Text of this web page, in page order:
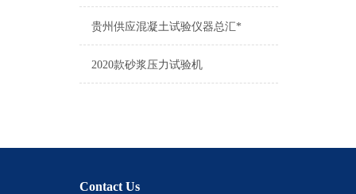
贵州供应混凝土试验仪器总汇*
2020款砂浆压力试验机
Contact Us